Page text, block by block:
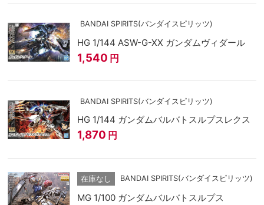
BANDAI SPIRITS(バンダイスピリッツ)
HG 1/144 ASW-G-XX ガンダムヴィダール
1,540 円
BANDAI SPIRITS(バンダイスピリッツ)
HG 1/144 ガンダムバルバトスルプスレクス
1,870 円
在庫なし BANDAI SPIRITS(バンダイスピリッツ)
MG 1/100 ガンダムバルバトスルプス